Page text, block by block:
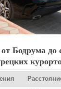
от Бодрума до